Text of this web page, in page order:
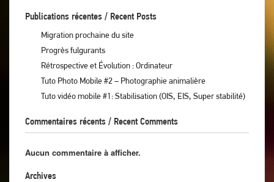
Publications récentes / Recent Posts
Migration prochaine du site
Progrès fulgurants
Rétrospective et Évolution : Ordinateur
Tuto Photo Mobile #2 – Photographie animalière
Tuto vidéo mobile #1: Stabilisation (OIS, EIS, Super stabilité)
Commentaires récents / Recent Comments
Aucun commentaire à afficher.
Archives